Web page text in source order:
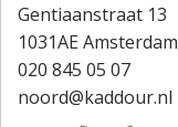
Gentiaanstraat 13
1031AE Amsterdam
020 845 05 07
noord@kaddour.nl